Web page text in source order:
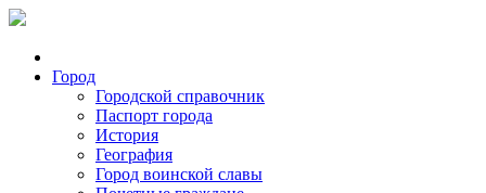
Город
Городской справочник
Паспорт города
История
География
Город воинской славы